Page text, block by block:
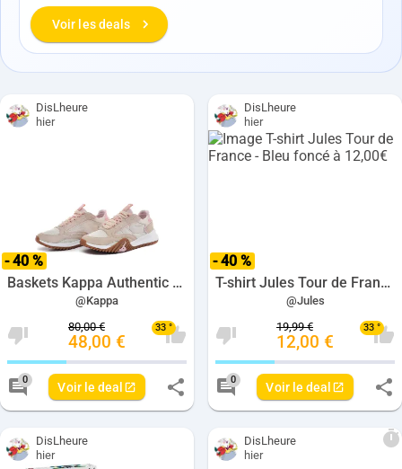
Voir les deals
DisLheure
hier
Baskets Kappa Authentic Ceresol - Beige à 48,00€
@Kappa
Nombre de votes negatives pour ce deal:
80,00 €
- 40 %
48,00 €
33 °
Nombre de votes
0
Nombre de commentaires pour ce deal: 0
Voir le deal
DisLheure
hier
T-shirt Jules Tour de France - Bleu foncé à 12,00€
@Jules
Nombre de votes
19,99 €
- 40 %
12,00 €
33 °
0
Nombre de
Voir le deal
DisLheure
hier
DisLheure
hier